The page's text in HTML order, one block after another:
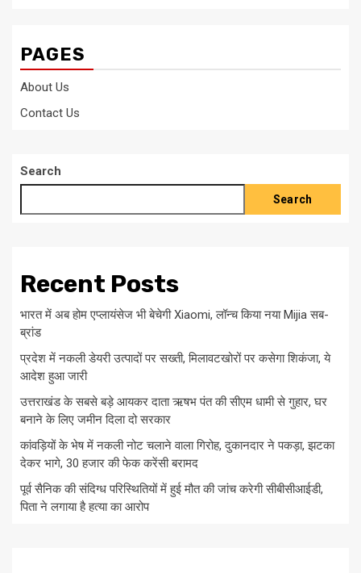
PAGES
About Us
Contact Us
Search
Search
Recent Posts
भारत में अब होम एप्लायंसेज भी बेचेगी Xiaomi, लॉन्च किया नया Mijia सब-
ब्रांड
प्रदेश में नकली डेयरी उत्पादों पर सख्ती, मिलावटखोरों पर कसेगा शिकंजा, ये
आदेश हुआ जारी
उत्तराखंड के सबसे बड़े आयकर दाता ऋषभ पंत की सीएम धामी से गुहार, घर
बनाने के लिए जमीन दिला दो सरकार
कांवड़ियों के भेष में नकली नोट चलाने वाला गिरोह, दुकानदार ने पकड़ा, झटका
देकर भागे, 30 हजार की फेक करेंसी बरामद
पूर्व सैनिक की संदिग्ध परिस्थितियों में हुई मौत की जांच करेगी सीबीसीआईडी,
पिता ने लगाया है हत्या का आरोप